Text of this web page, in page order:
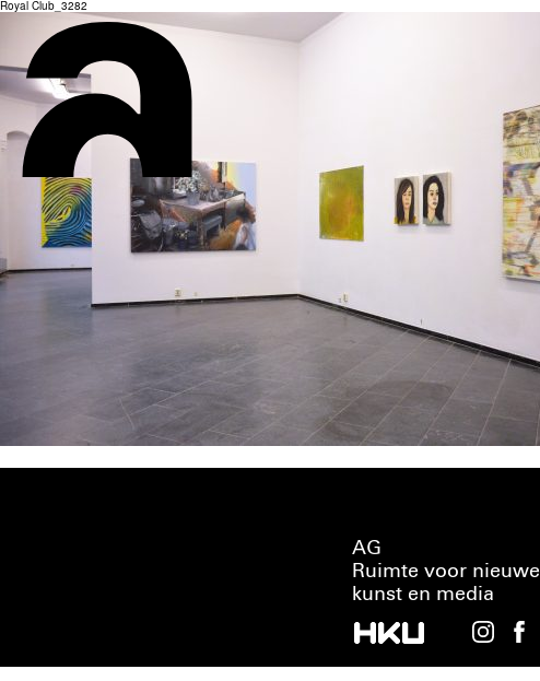
Royal Club_3282
AG
Ruimte voor nieuwe
kunst en media